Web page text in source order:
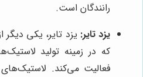
رانندگان است.
یزد تایر: یزد تایر، یکی
که در زمینه تولید
فعالیت می‌کند.